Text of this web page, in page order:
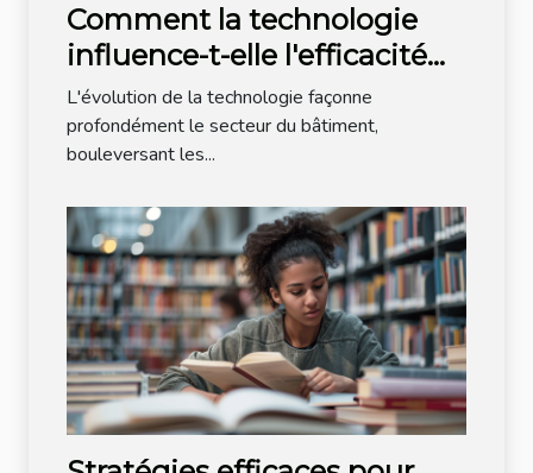
Comment la technologie
influence-t-elle l'efficacité
des méthodes de
construction modernes ?
L'évolution de la technologie façonne
profondément le secteur du bâtiment,
bouleversant les...